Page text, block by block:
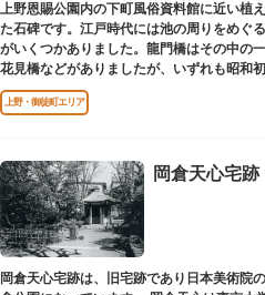
上野恩賜公園内の下町風俗資料館に近い植
た石碑です。江戸時代には池の周りをめぐ
がいくつかありました。龍門橋はその中の
花見橋などがありましたが、いずれも昭和
碑にその名残がわずかに残るだけです。
上野・御徒町エリア
岡倉天心宅跡
岡倉天心宅跡は、旧宅跡であり日本美術院